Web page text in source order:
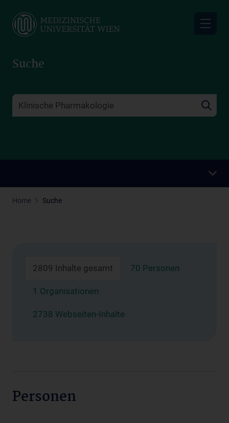
main
Suche
Home Suche
2809 Inhalte gesamt 70 Personen
1 Organisationen
2738 Webseiten-Inhalte
Personen